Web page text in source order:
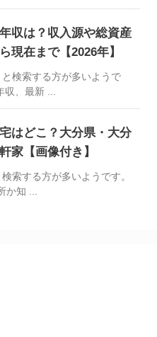
収は？収入源や総資産
現在まで【2026年】
検索する方が多いようで
、最新 ...
はどこ？大分県・大分
家【画像付き】
索する方が多いようです。
か知 ...